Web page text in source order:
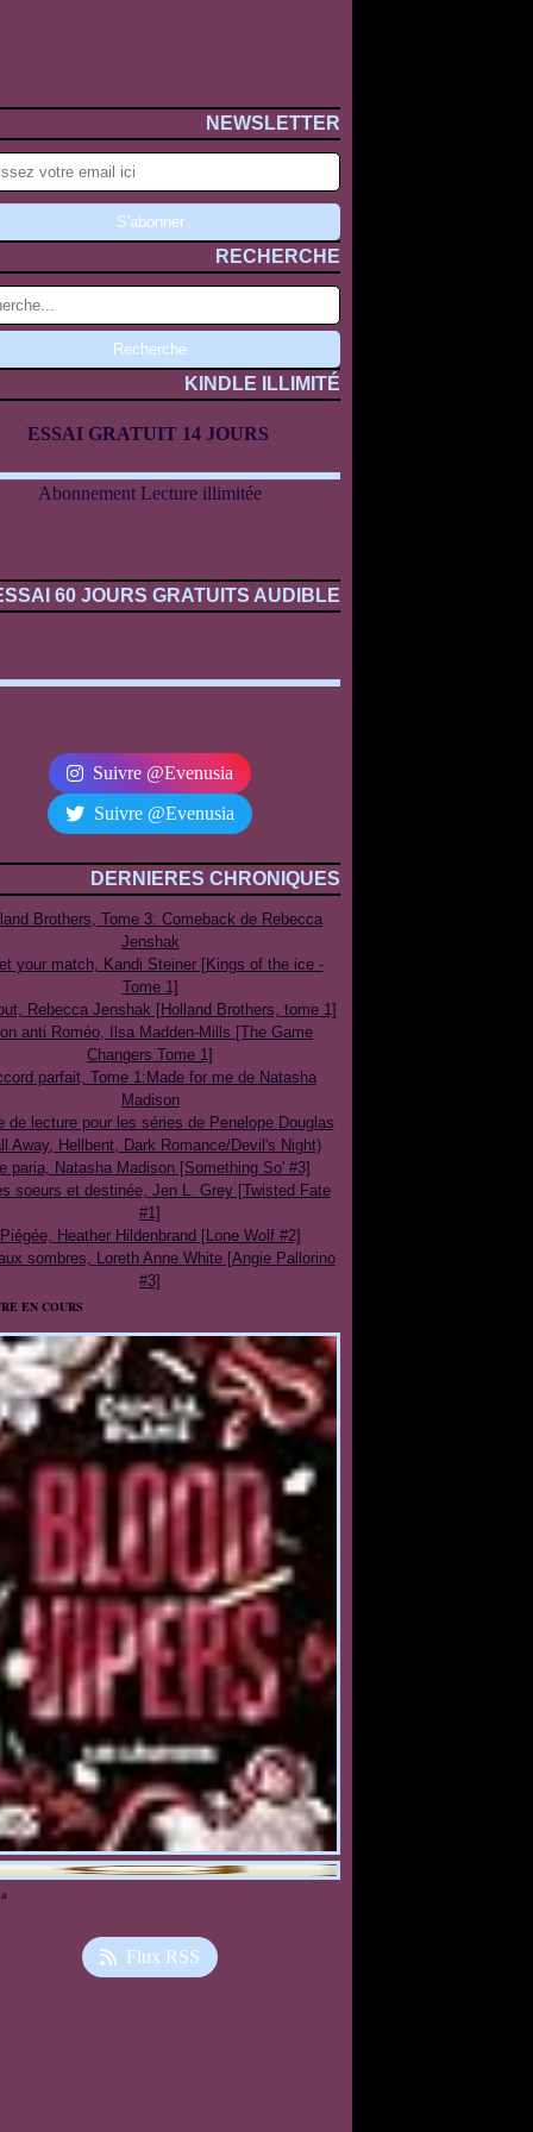
NEWSLETTER
RECHERCHE
KINDLE ILLIMITÉ
ESSAI GRATUIT 14 JOURS
Abonnement Lecture illimitée
60 JOURS GRATUITS AUDIBLE
Suivre @Evenusia
Suivre @Evenusia
DERNIERES CHRONIQUES
Brothers, Tome 3: Comeback de Rebecca
Jenshak
your match, Kandi Steiner [Kings of the ice -
Tome 1]
Rebecca Jenshak [Holland Brothers, tome 1]
anti Roméo, Ilsa Madden-Mills [The Game
Changers Tome 1]
parfait, Tome 1:Made for me de Natasha
Madison
de lecture pour les séries de Penelope Douglas
Away, Hellbent, Dark Romance/Devil's Night)
paria, Natasha Madison [Something So' #3]
soeurs et destinée, Jen L. Grey [Twisted Fate
#1]
Piégée, Heather Hildenbrand [Lone Wolf #2]
sombres, Loreth Anne White [Angie Pallorino
#3]
EN COURS
Flux RSS